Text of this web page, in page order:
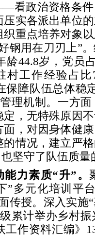
看政治资格条
实各派出单位
重点培养对象
钢用在刀刃上”
龄44.8岁，党员
村工作经验占
保障队伍总体稳
理机制。一方
，无特殊原因
，对因身体健
情况，建立严
坚守了队伍质量
力素质“升”。
”多元化培训平
传授。深入实施
累计举办乡村
工作资料汇编》